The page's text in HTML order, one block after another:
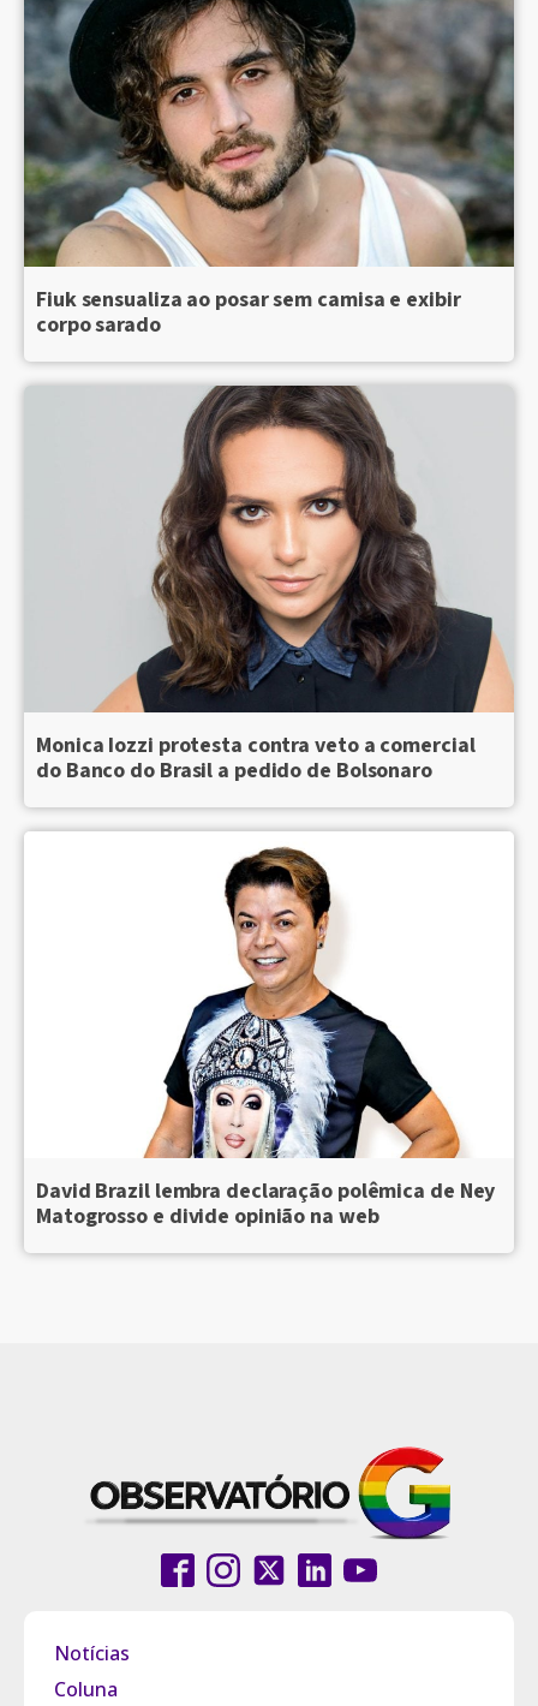
Fiuk sensualiza ao posar sem camisa e exibir
corpo sarado
Monica Iozzi protesta contra veto a comercial
do Banco do Brasil a pedido de Bolsonaro
David Brazil lembra declaração polêmica de Ney
Matogrosso e divide opinião na web
Notícias
Coluna